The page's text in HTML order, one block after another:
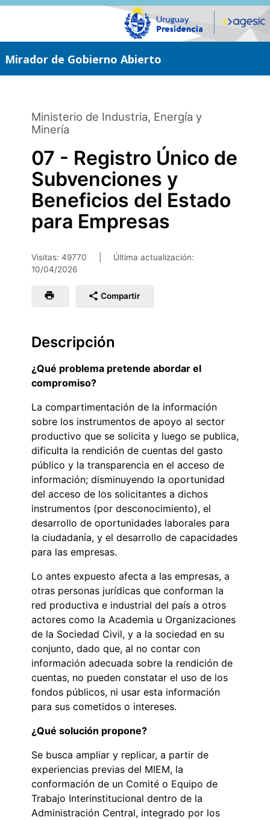
Saltar
Mirador de Gobierno Abierto
Ministerio de Industria, Energía y
Minería
07 - Registro Único de
Subvenciones y
Beneficios del Estado
para Empresas
Visitas: 49770
Última actualización:
10/04/2026
Compartir
Descripción
¿Qué problema pretende abordar el
compromiso?
La compartimentación de la información
sobre los instrumentos de apoyo al sector
productivo que se solicita y luego se publica,
dificulta la rendición de cuentas del gasto
público y la transparencia en el acceso de
información; disminuyendo la oportunidad
del acceso de los solicitantes a dichos
instrumentos (por desconocimiento), el
desarrollo de oportunidades laborales para
la ciudadanía, y el desarrollo de capacidades
para las empresas.
Lo antes expuesto afecta a las empresas, a
otras personas jurídicas que conforman la
red productiva e industrial del país a otros
actores como la Academia u Organizaciones
de la Sociedad Civil, y a la sociedad en su
conjunto, dado que, al no contar con
información adecuada sobre la rendición de
cuentas, no pueden constatar el uso de los
fondos públicos, ni usar esta información
para sus cometidos o intereses.
¿Qué solución propone?
Se busca ampliar y replicar, a partir de
experiencias previas del MIEM, la
conformación de un Comité o Equipo de
Trabajo Interinstitucional dentro de la
Administración Central, integrado por los